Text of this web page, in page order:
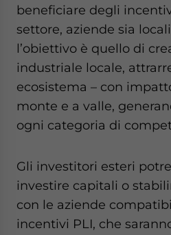
beneficiare degli
settore, aziende sia
l’obiettivo è quello di
industriale locale,
ecosistema – con
monte e a valle,
ogni categoria di
Gli investitori esteri
investire capitali o
con le aziende
incentivi PLI, che